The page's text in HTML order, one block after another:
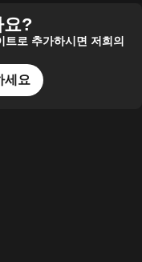
요?
로 추가하시면 저희의
세요